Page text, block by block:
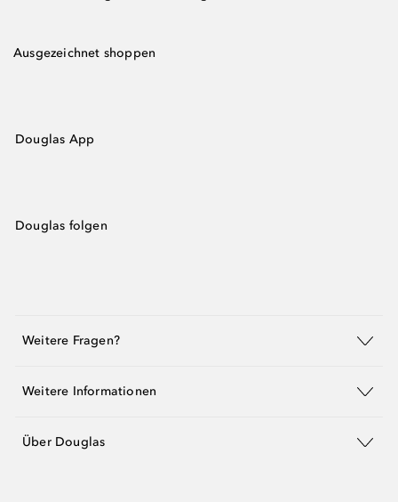
Ausgezeichnet shoppen
Douglas App
Douglas folgen
Weitere Fragen?
Weitere Informationen
Über Douglas